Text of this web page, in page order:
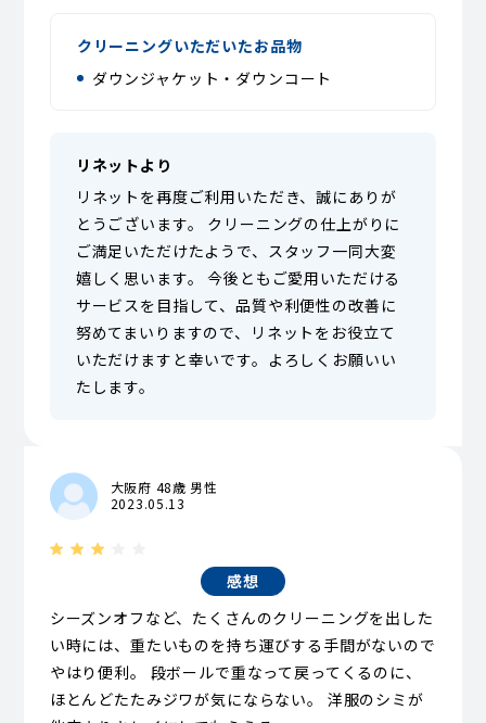
クリーニングいただいたお品物
ダウンジャケット・ダウンコート
リネットより
リネットを再度ご利用いただき、誠にありが
とうございます。 クリーニングの仕上がりに
ご満足いただけたようで、スタッフ一同大変
嬉しく思います。 今後ともご愛用いただける
サービスを目指して、品質や利便性の改善に
努めてまいりますので、リネットをお役立て
いただけますと幸いです。よろしくお願いい
たします。
大阪府 48歳 男性
2023.05.13
感想
シーズンオフなど、たくさんのクリーニングを出した
い時には、重たいものを持ち運びする手間がないので
やはり便利。 段ボールで重なって戻ってくるのに、
ほとんどたたみジワが気にならない。 洋服のシミが